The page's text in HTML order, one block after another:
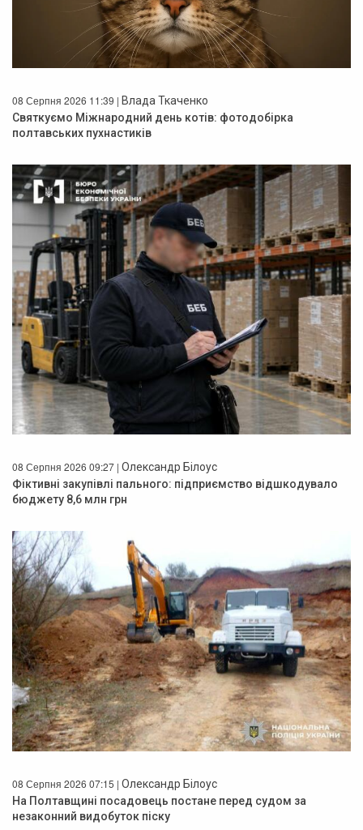
08 Серпня 2026 11:39 | Влада Ткаченко
Святкуємо Міжнародний день котів: фотодобірка
полтавських пухнастиків
08 Серпня 2026 09:27 | Олександр Білоус
Фіктивні закупівлі пального: підприємство відшкодувало
бюджету 8,6 млн грн
08 Серпня 2026 07:15 | Олександр Білоус
На Полтавщині посадовець постане перед судом за
незаконний видобуток піску